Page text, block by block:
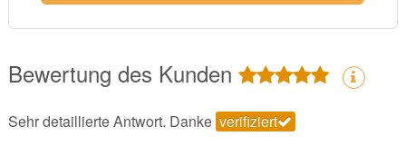
Bewertung des Kunden
Sehr detaillierte Antwort. Danke verifiziert